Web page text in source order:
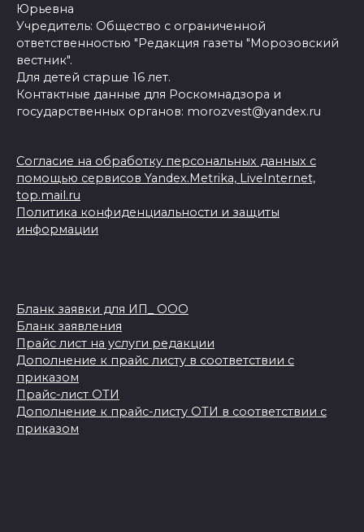
Юрьевна
Учредитель: Общество с ограниченной
ответственностью "Редакция газеты "Морозовский
вестник".
Для детей старше 16 лет.
Контактные данные для Роскомнадзора и
государственных органов: morozvest@yandex.ru
Согласие на обработку персональных данных с
помощью сервисов Yandex.Metrika, LiveInternet,
top.mail.ru
Политика конфиденциальности и защиты
информации
Бланк заявки для ИП_ ООО
Бланк заявления
Прайс лист на услуги редакции
Дополнение к прайс листу в соответствии с
приказом
Прайс-лист ОТИ
Дополнение к прайс-листу ОТИ в соответствии с
приказом